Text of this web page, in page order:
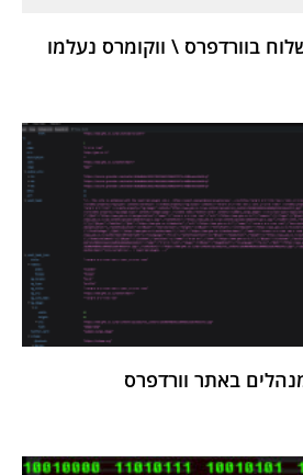
בוורדפרס \ ווקומרס נעלמו
באתר וורדפרס